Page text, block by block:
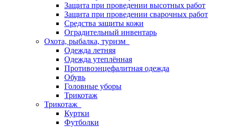
Защита при проведении высотных работ
Защита при проведении сварочных работ
Средства защиты кожи
Оградительный инвентарь
Охота, рыбалка, туризм
Одежда летняя
Одежда утеплённая
Противоэнцефалитная одежда
Обувь
Головные уборы
Трикотаж
Трикотаж
Куртки
Футболки